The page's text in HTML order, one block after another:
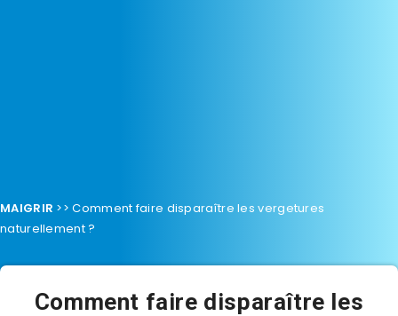
MAIGRIR >>Comment faire disparaître les vergetures
naturellement ?
Comment faire disparaître les